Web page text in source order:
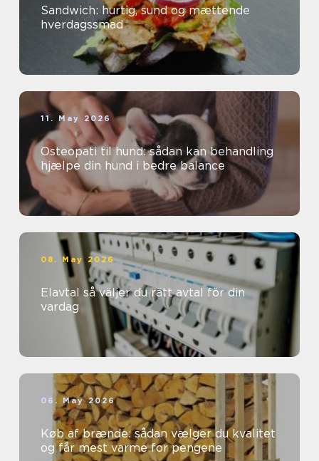
Sandwich: hurtig, sund og mættende
hverdagssmad
11. May 2026
Osteopati til hund: sådan kan behandling
hjælpe din hund i bedre balance
08. May 2026
Elavtal så väljer du rätt avtal för din
vardag
06. May 2026
Køb af brænde: sådan vælger du kvalitet
og får mest varme for pengene